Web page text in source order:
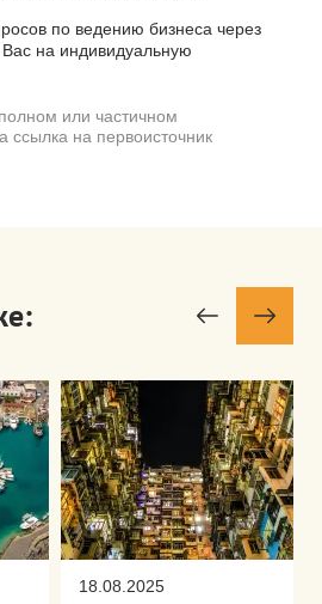
по ведению бизнеса через
на индивидуальную
или частичном
ссылка на первоисточник
18.08.2025